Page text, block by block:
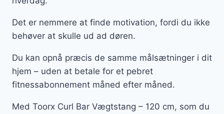
Det er nemmere at finde motivation, fordi du ikke
behøver at skulle ud ad døren.
Du kan opnå præcis de samme målsætninger i dit
hjem – uden at betale for et pebret
fitnessabonnement måned efter måned.
Med Toorx Curl Bar Vægtstang – 120 cm, som du